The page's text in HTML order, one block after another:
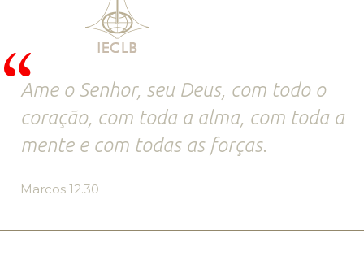
Ame o Senhor, seu Deus, com todo o
coração, com toda a alma, com toda a
mente e com todas as forças.
Marcos 12.30